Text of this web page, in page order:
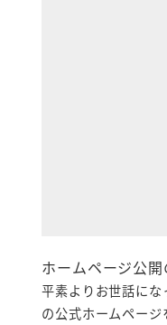
ホームページ公
平素よりお世話に
の公式ホームペー